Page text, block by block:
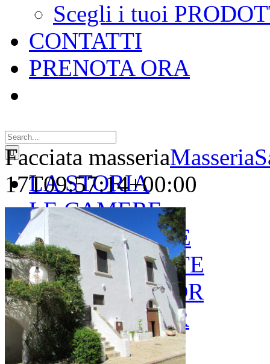
Scegli i tuoi
CONTATTI
PRENOTA ORA
for:
LA STORIA
LE CAMERE
GOLD SUITE
GREEN SUITE
BLUE JUNIOR
RED JUNIOR
ESPERIENZE
Facciata masseria
17T09:57:14+00:00